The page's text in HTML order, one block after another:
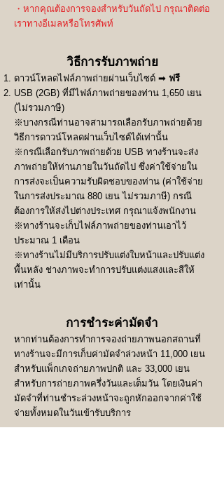
​・หากคุณต้องการจองสำหรับวันถัดไป กรุณาติดต่อ
เราทางอีเมลหรือโทรศัพท์
วิธีการรับภาพถ่าย
ดาวน์โหลดไฟล์ภาพถ่ายผ่านเว็บไซต์ ➡ ฟรี
USB (2GB) ที่มีไฟล์ภาพถ่ายของท่าน 1,650 เยน
(ไม่รวมภาษี)
※บางกรณีท่านอาจสามารถเลือกรับภาพถ่ายด้วย
วิธีการดาวน์โหลดผ่านเว็บไซต์ได้เท่านั้น
※กรณีเลือกรับภาพถ่ายด้วย USB ทางร้านจะส่ง
ภาพถ่ายให้ท่านภายในวันถัดไป ซึ่งค่าใช้จ่ายใน
การส่งจะเป็นความรับผิดชอบของท่าน (ค่าใช้จ่าย
ในการส่งประมาณ 880 เยน ไม่รวมภาษี) กรณี
ต้องการให้ส่งไปต่างประเทศ กรุณาแจ้งพนักงาน
※ทางร้านจะเก็บไฟล์ภาพถ่ายของท่านเอาไว้
ประมาณ 1 เดือน
​​※ทางร้านไม่มีบริการปรับแต่งใบหน้าและปรับแต่ง
พื้นหลัง ช่างภาพจะทำการปรับแต่งแสงและสีให้
เท่านั้น
การชำระค่ามัดจำ
หากท่านต้องการทำการจองถ่ายภาพนอกสถานที่
ทางร้านจะมีการเก็บค่ามัดจำล่วงหน้า 11,000 เยน
สำหรับแพ็กเกจถ่ายภาพปกติ และ 33,000 เยน
สำหรับการถ่ายภาพครึ่งวันและเต็มวัน โดยเงินค่า
มัดจำที่ท่านชำระล่วงหน้าจะถูกหักออกจากค่าใช้
จ่ายทั้งหมดในวันเข้ารับบริการ